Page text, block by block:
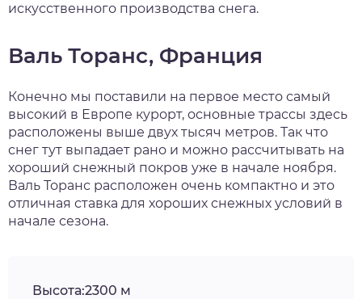
искусственного производства снега.
Валь Торанс, Франция
Конечно мы поставили на первое место самый
высокий в Европе курорт, основные трассы здесь
расположены выше двух тысяч метров. Так что
снег тут выпадает рано и можно рассчитывать на
хороший снежный покров уже в начале ноября.
Валь Торанс расположен очень компактно и это
отличная ставка для хороших снежных условий в
начале сезона.
Высота:2300 м